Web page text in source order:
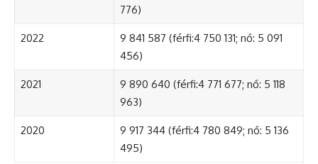
776)
2022
9 841 587 (férfi:4 750 131; nő: 5 091
456)
2021
9 890 640 (férfi:4 771 677; nő: 5 118
963)
2020
9 917 344 (férfi:4 780 849; nő: 5 136
495)